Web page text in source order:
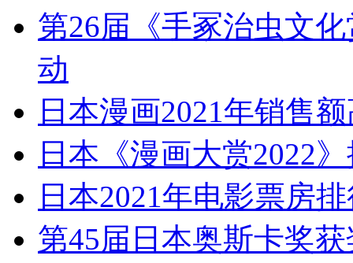
第26届《手冢治虫文
动
日本漫画2021年销售
日本《漫画大赏2022
日本2021年电影票房
第45届日本奥斯卡奖